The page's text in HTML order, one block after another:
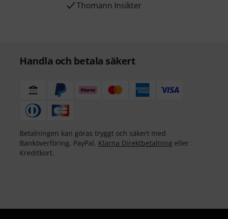
Thomann Insikter
Handla och betala säkert
Betalningen kan göras tryggt och säkert med
Banköverföring, PayPal, Klarna Direktbetalning eller
Kreditkort.